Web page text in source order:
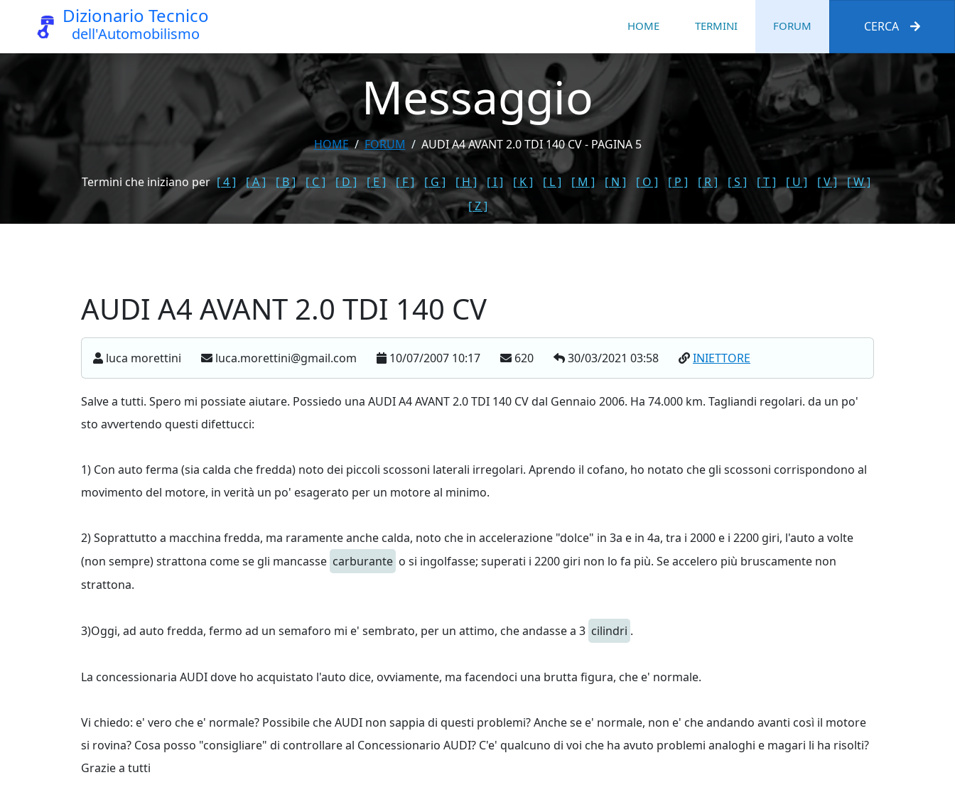
Dizionario Tecnico
dell'Automobilismo HOME TERMINI FORUM CERCA
Messaggio
HOME FORUM AUDI A4 AVANT 2.0 TDI 140 CV - PAGINA 5
Termini che iniziano per [ 4 ] [ A ] [ B ] [ C ] [ D ] [ E ] [ F ] [ G ] [ H ] [ I ] [ K ] [ L ] [ M ] [ N ] [ O ] [ P ] [ R ] [ S ] [ T ] [ U ] [ V ]
[ W ]
[ Z ]
AUDI A4 AVANT 2.0 TDI 140 CV
luca morettini luca.morettini@gmail.com 10/07/2007 10:17 620 30/03/2021 03:58 INIETTORE
Salve a tutti. Spero mi possiate aiutare. Possiedo una AUDI A4 AVANT 2.0 TDI 140 CV dal Gennaio 2006. Ha 74.000 km. Tagliandi regolari. da un po'
sto avvertendo questi difettucci:
1) Con auto ferma (sia calda che fredda) noto dei piccoli scossoni laterali irregolari. Aprendo il cofano, ho notato che gli scossoni corrispondono al
movimento del motore, in verità un po' esagerato per un motore al minimo.
2) Soprattutto a macchina fredda, ma raramente anche calda, noto che in accelerazione "dolce" in 3a e in 4a, tra i 2000 e i 2200 giri, l'auto a volte
(non sempre) strattona come se gli mancasse carburante o si ingolfasse; superati i 2200 giri non lo fa più. Se accelero più bruscamente non
strattona.
3)Oggi, ad auto fredda, fermo ad un semaforo mi e' sembrato, per un attimo, che andasse a 3 cilindri .
La concessionaria AUDI dove ho acquistato l'auto dice, ovviamente, ma facendoci una brutta figura, che e' normale.
Vi chiedo: e' vero che e' normale? Possibile che AUDI non sappia di questi problemi? Anche se e' normale, non e' che andando avanti così il motore
si rovina? Cosa posso "consigliare" di controllare al Concessionario AUDI? C'e' qualcuno di voi che ha avuto problemi analoghi e magari li ha risolti?
Grazie a tutti